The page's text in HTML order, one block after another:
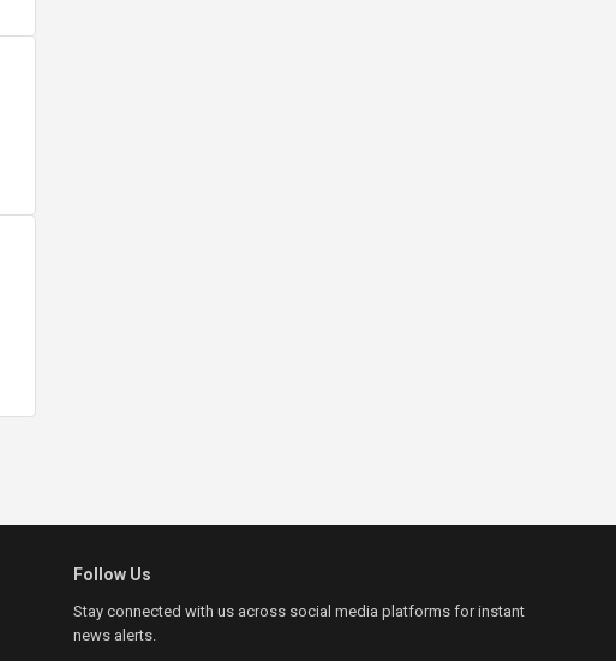
Follow Us
Stay connected with us across social media platforms for instant
news alerts.